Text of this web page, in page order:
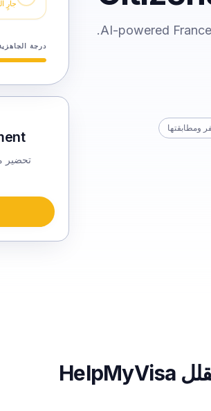
AI-powered
ومطابقتها
جارٍ
درجة
من حجز الرحلة إلى قرار التأشيرة: كيف يقلل HelpMyVisa